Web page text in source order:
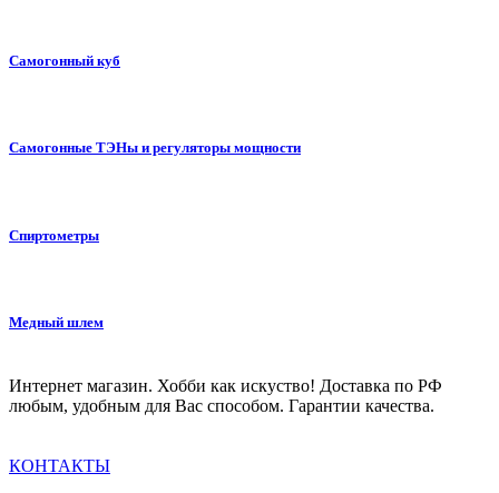
Самогонный куб
Самогонные ТЭНы и регуляторы мощности
Спиртометры
Медный шлем
Интернет магазин. Хобби как искуство! Доставка по РФ
любым, удобным для Вас способом. Гарантии качества.
КОНТАКТЫ